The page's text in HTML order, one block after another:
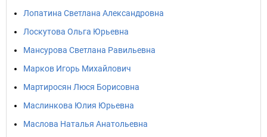
Лопатина Светлана Александровна
Лоскутова Ольга Юрьевна
Мансурова Светлана Равильевна
Марков Игорь Михайлович
Мартиросян Люся Борисовна
Маслинкова Юлия Юрьевна
Маслова Наталья Анатольевна